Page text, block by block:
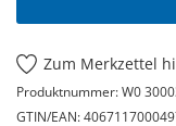
Zum Merkzettel
Produktnummer:W0
GTIN/EAN: